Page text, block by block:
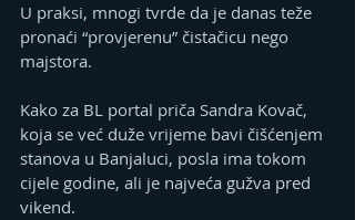
U praksi, mnogi tvrde da je danas teže
pronaći “provjerenu” čistačicu nego
majstora.
Kako za BL portal priča Sandra Kovač,
koja se već duže vrijeme bavi čišćenjem
stanova u Banjaluci, posla ima tokom
cijele godine, ali je najveća gužva pred
vikend.